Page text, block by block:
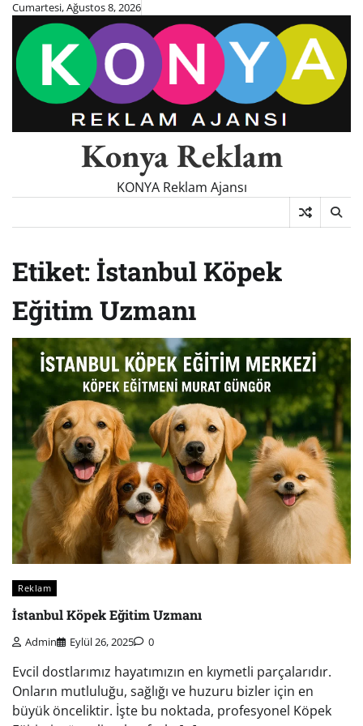
Skip
content
Cumartesi, Ağustos 8, 2026
Konya Reklam
KONYA Reklam Ajansı
Etiket: İstanbul Köpek
Eğitim Uzmanı
Reklam
İstanbul Köpek Eğitim Uzmanı
Admin Eylül 26, 2025 0
Evcil dostlarımız hayatımızın en kıymetli parçalarıdır.
Onların mutluluğu, sağlığı ve huzuru bizler için en
büyük önceliktir. İşte bu noktada, profesyonel Köpek